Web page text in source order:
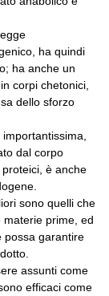
ha quindi
ha anche un
corpi chetonici,
dello sforzo
dal corpo
è anche
sono quelli che
materie prime, ed
possa garantire
assunti come
efficaci come